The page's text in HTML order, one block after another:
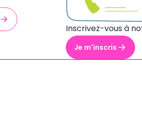
Inscrivez-vous à
Je m'inscris